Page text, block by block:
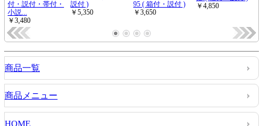
商品一覧
商品メニュー
HOME